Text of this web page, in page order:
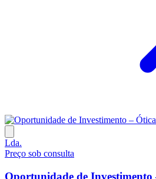
Lda.
Preço sob consulta
Oportunidade de Investimento